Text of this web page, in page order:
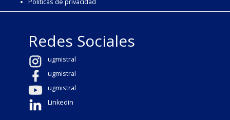
Políticas de privacidad
Redes Sociales
ugmistral
ugmistral
ugmistral
Linkedin